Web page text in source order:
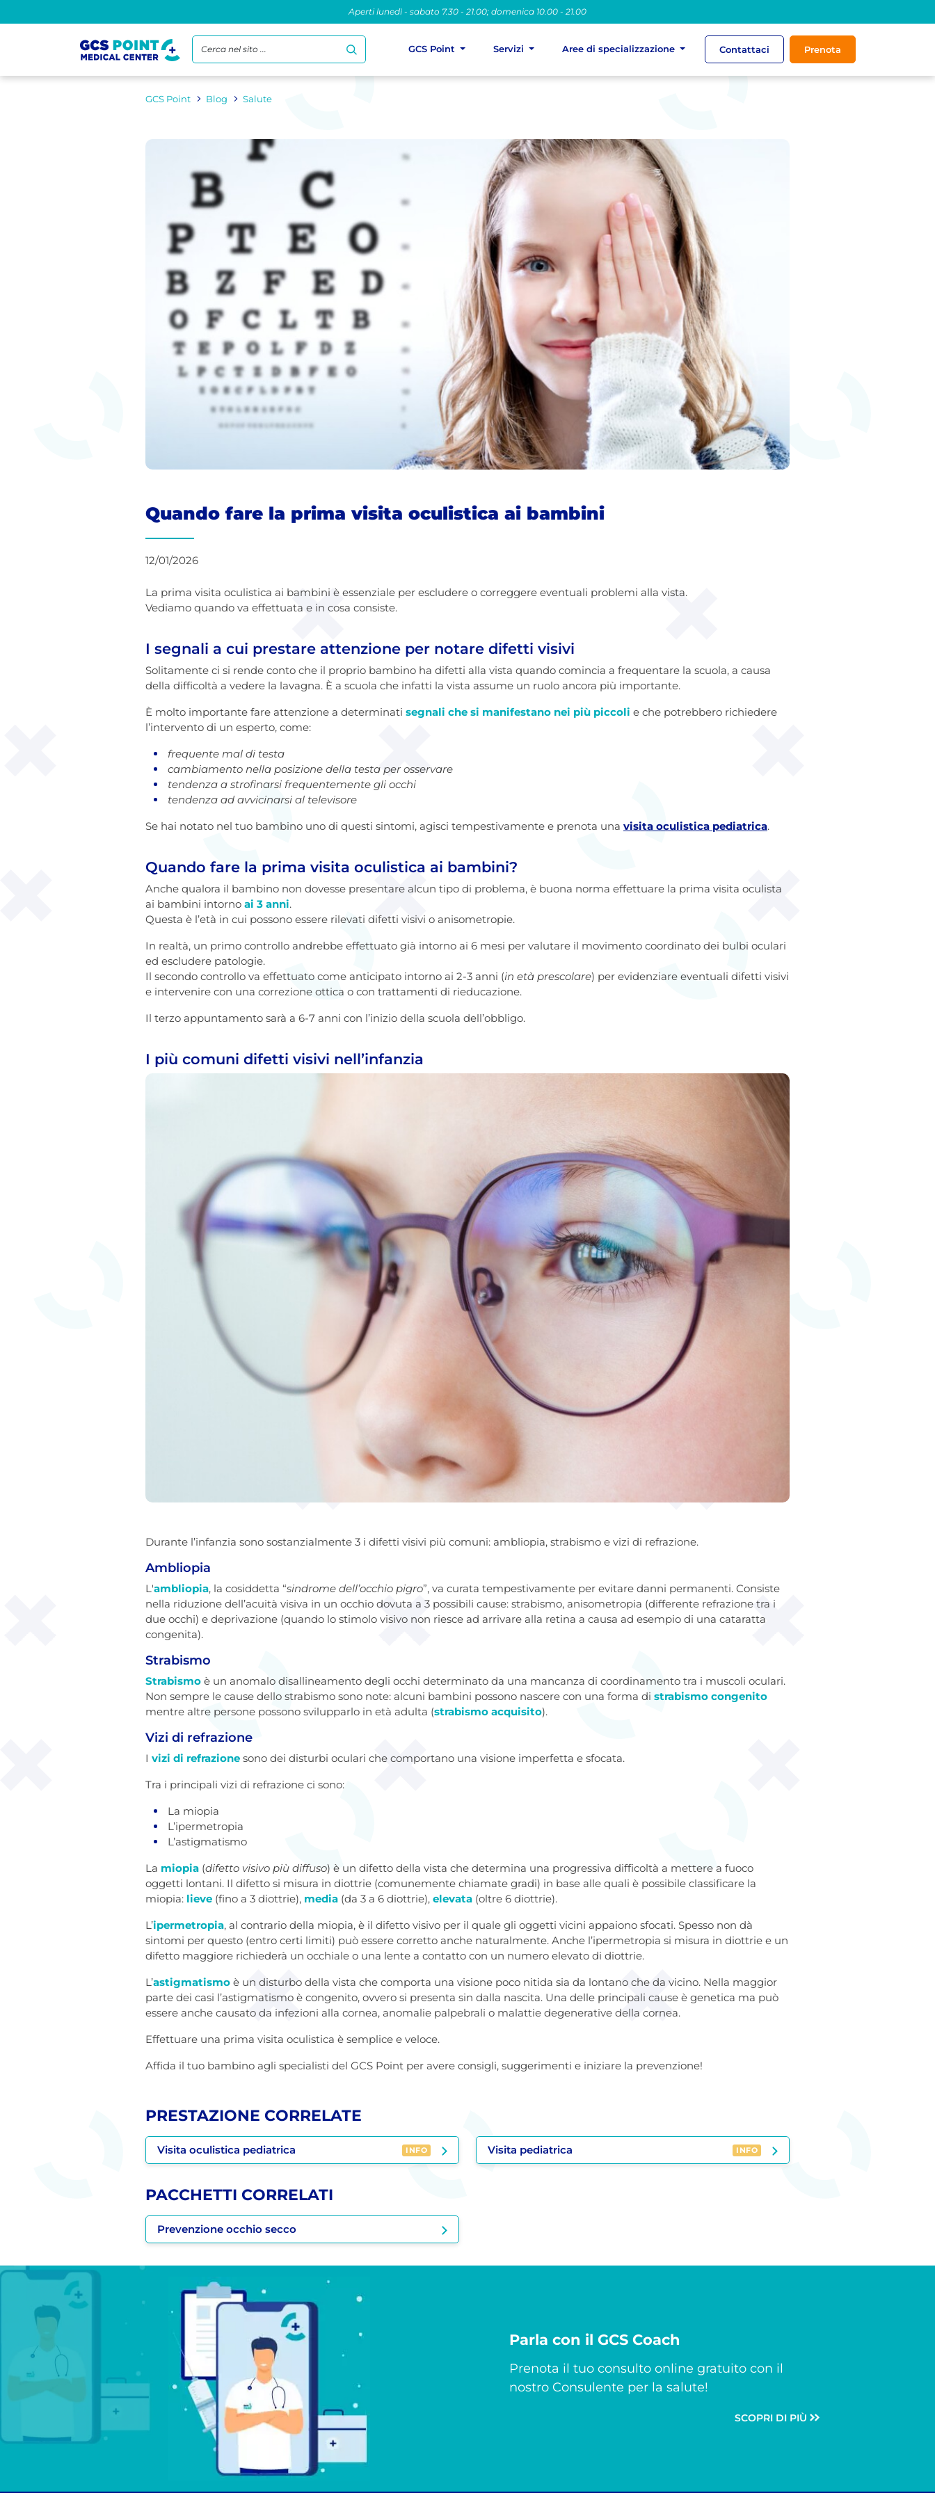
Aperti lunedì - sabato 7.30 - 21.00; domenica 10.00 - 21.00
Cerca nel sito ... GCS Point Servizi Aree di specializzazione Contattaci Prenota
GCS Point Blog Salute
Quando fare la prima visita oculistica ai bambini
12/01/2026
La prima visita oculistica ai bambini è essenziale per escludere o correggere eventuali problemi alla vista.
Vediamo quando va effettuata e in cosa consiste.
I segnali a cui prestare attenzione per notare difetti visivi
Solitamente ci si rende conto che il proprio bambino ha difetti alla vista quando comincia a frequentare la scuola, a causa
della difficoltà a vedere la lavagna. È a scuola che infatti la vista assume un ruolo ancora più importante.
È molto importante fare attenzione a determinati segnali che si manifestano nei più piccoli e che potrebbero richiedere
l’intervento di un esperto, come:
frequente mal di testa
cambiamento nella posizione della testa per osservare
tendenza a strofinarsi frequentemente gli occhi
tendenza ad avvicinarsi al televisore
Se hai notato nel tuo bambino uno di questi sintomi, agisci tempestivamente e prenota una visita oculistica pediatrica.
Quando fare la prima visita oculistica ai bambini?
Anche qualora il bambino non dovesse presentare alcun tipo di problema, è buona norma effettuare la prima visita oculista
ai bambini intorno ai 3 anni.
Questa è l’età in cui possono essere rilevati difetti visivi o anisometropie.
In realtà, un primo controllo andrebbe effettuato già intorno ai 6 mesi per valutare il movimento coordinato dei bulbi oculari
ed escludere patologie.
Il secondo controllo va effettuato come anticipato intorno ai 2-3 anni (in età prescolare) per evidenziare eventuali difetti visivi
e intervenire con una correzione ottica o con trattamenti di rieducazione.
Il terzo appuntamento sarà a 6-7 anni con l’inizio della scuola dell’obbligo.
I più comuni difetti visivi nell’infanzia
Durante l’infanzia sono sostanzialmente 3 i difetti visivi più comuni: ambliopia, strabismo e vizi di refrazione.
Ambliopia
L'ambliopia, la cosiddetta “sindrome dell’occhio pigro”, va curata tempestivamente per evitare danni permanenti. Consiste
nella riduzione dell’acuità visiva in un occhio dovuta a 3 possibili cause: strabismo, anisometropia (differente refrazione tra i
due occhi) e deprivazione (quando lo stimolo visivo non riesce ad arrivare alla retina a causa ad esempio di una cataratta
congenita).
Strabismo
Strabismo è un anomalo disallineamento degli occhi determinato da una mancanza di coordinamento tra i muscoli oculari.
Non sempre le cause dello strabismo sono note: alcuni bambini possono nascere con una forma di strabismo congenito
mentre altre persone possono svilupparlo in età adulta (strabismo acquisito).
Vizi di refrazione
I vizi di refrazione sono dei disturbi oculari che comportano una visione imperfetta e sfocata.
Tra i principali vizi di refrazione ci sono:
La miopia
L’ipermetropia
L’astigmatismo
La miopia (difetto visivo più diffuso) è un difetto della vista che determina una progressiva difficoltà a mettere a fuoco
oggetti lontani. Il difetto si misura in diottrie (comunemente chiamate gradi) in base alle quali è possibile classificare la
miopia: lieve (fino a 3 diottrie), media (da 3 a 6 diottrie), elevata (oltre 6 diottrie).
L’ipermetropia, al contrario della miopia, è il difetto visivo per il quale gli oggetti vicini appaiono sfocati. Spesso non dà
sintomi per questo (entro certi limiti) può essere corretto anche naturalmente. Anche l’ipermetropia si misura in diottrie e un
difetto maggiore richiederà un occhiale o una lente a contatto con un numero elevato di diottrie.
L’astigmatismo è un disturbo della vista che comporta una visione poco nitida sia da lontano che da vicino. Nella maggior
parte dei casi l’astigmatismo è congenito, ovvero si presenta sin dalla nascita. Una delle principali cause è genetica ma può
essere anche causato da infezioni alla cornea, anomalie palpebrali o malattie degenerative della cornea.
Effettuare una prima visita oculistica è semplice e veloce.
Affida il tuo bambino agli specialisti del GCS Point per avere consigli, suggerimenti e iniziare la prevenzione!
PRESTAZIONE CORRELATE
Visita oculistica pediatrica INFO Visita pediatrica INFO
PACCHETTI CORRELATI
Prevenzione occhio secco
Parla con il GCS Coach
Prenota il tuo consulto online gratuito con il
nostro Consulente per la salute!
SCOPRI DI PIÙ